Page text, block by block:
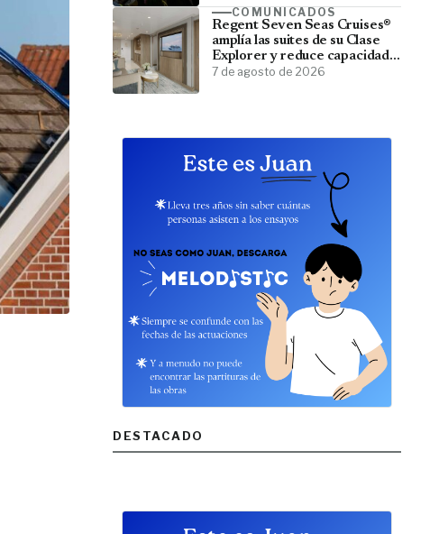
COMUNICADOS
Regent Seven Seas Cruises®
amplía las suites de su Clase
Explorer y reduce capacidad;
menos pasajeros, más espacio
7 de agosto de 2026
DESTACADO